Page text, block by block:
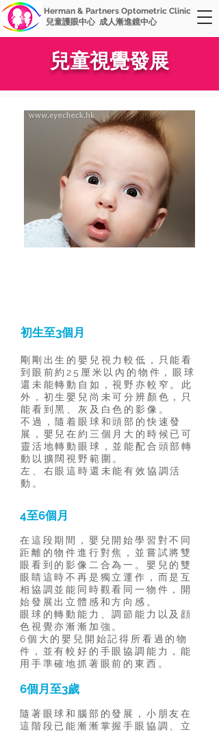
Herman & Partners Optometric Clinic
兒童護眼中心 成人漸進鏡中心
兒童視覺發展
初生至3個月
剛剛出生的嬰兒視力較低，只能看
到眼前約25厘米以內的物件，眼球
還未能轉動自如，視野亦較窄。此
外，初生嬰兒尚未可分辨顏色，只
能看到黑、灰及白色的影像。
不過，隨着眼球和頭部的快速發
展，嬰兒在約三個月大的時候已可
靈活地轉動眼球，並能配合頭部轉
動以擴闊視野範圍。
左、右眼這時還未能有效協調活
動。
4至6個月
在這段期間，嬰兒開始學習對不同
距離的物件進行對焦，並嘗試將雙
眼看到的影像二合為一。嬰兒的雙
眼睛這時不再是獨立運作，而是互
相協調並能同時觀看同一物件，開
始發展出立體感和方向感。
眼球的轉動能力、調節能力以及顔
色視覺亦漸漸加強。
6個大的嬰兒開始記得所看過的物
件，並有較好的手眼協調能力，能
用手準確地抓著眼前的東西。
6個月至3歲
隨著眼球和腦部的發展，小朋友在
這階段已能漸漸掌握手眼協調、立